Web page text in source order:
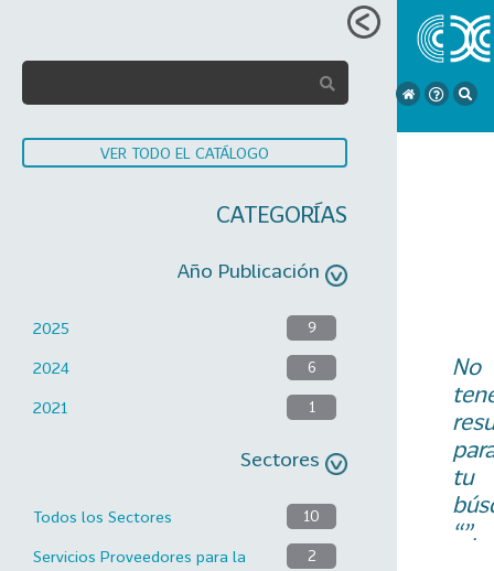
VER TODO EL CATÁLOGO
CATEGORÍAS
Año Publicación
2025 9
2024 6
2021 1
Sectores
Todos los Sectores 10
Servicios Proveedores para la
2
No
tu
“”.